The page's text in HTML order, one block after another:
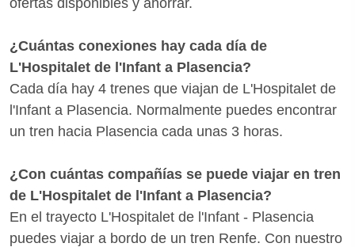
¿Cuántas conexiones hay cada día de
L'Hospitalet de l'Infant a Plasencia?
Cada día hay 4 trenes que viajan de L'Hospitalet de
l'Infant a Plasencia. Normalmente puedes encontrar
un tren hacia Plasencia cada unas 3 horas.
¿Con cuántas compañías se puede viajar en tren
de L'Hospitalet de l'Infant a Plasencia?
En el trayecto L'Hospitalet de l'Infant - Plasencia
puedes viajar a bordo de un tren Renfe. Con nuestro